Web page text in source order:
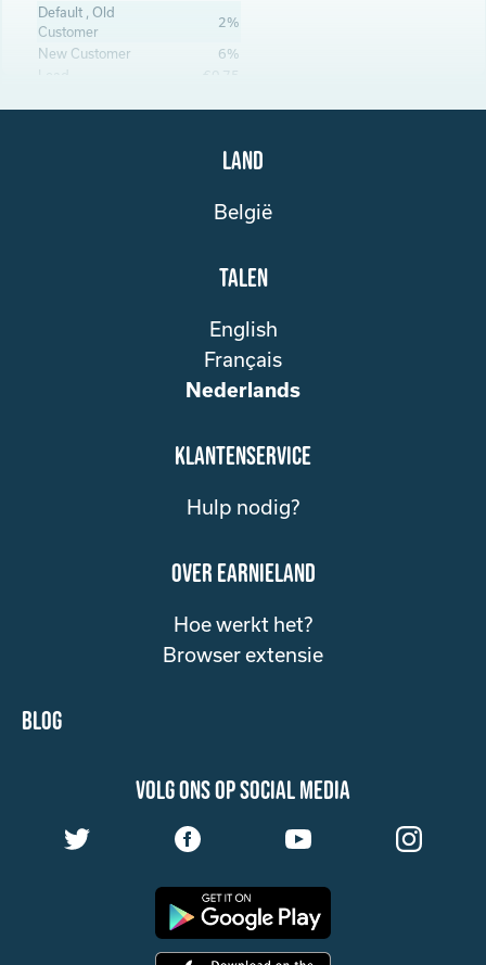
Default , Old
Customer
2%
New Customer
6%
€0.75
Land
België
Talen
English
Français
Nederlands
klantenservice
Hulp nodig?
over Earnieland
Hoe werkt het?
Browser extensie
Blog
volg ons op social media